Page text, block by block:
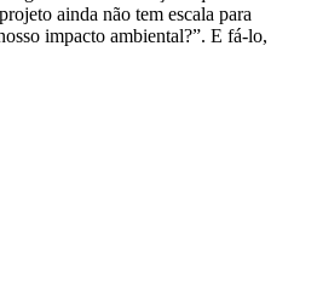
ainda não tem escala para
impacto ambiental?”. E fá-lo,